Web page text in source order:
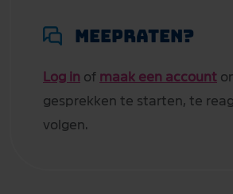
Meepraten?
Log in of maak een account
gesprekken te starten, te
volgen.